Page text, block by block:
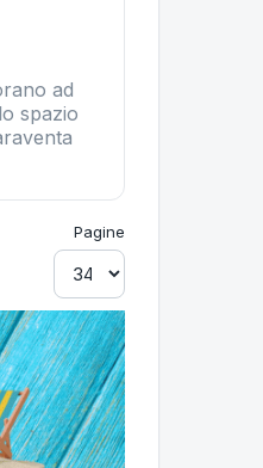
ad
spazio
Pagine